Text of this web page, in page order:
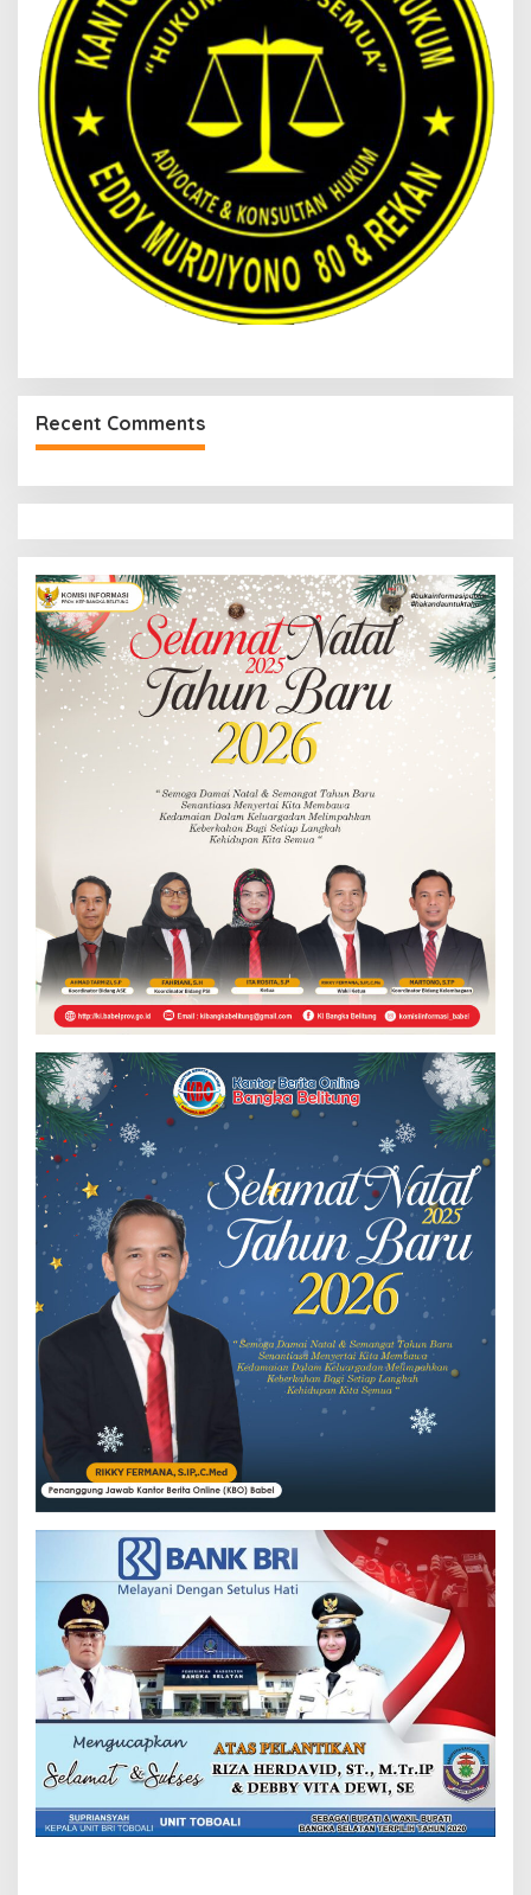
Recent Comments